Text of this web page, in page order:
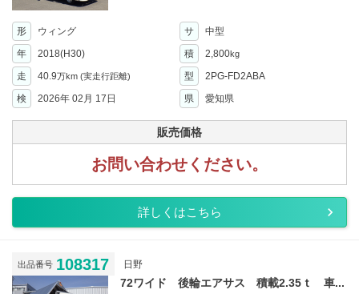
形 ウィング サ
中型
年
2018(H30) 積 2,800kg
走 40.9万km (実走行距離) 型
2PG-FD2ABA
検
2026年 02月 17日 県 愛知県
販売価格
お問い合わせください。
詳しくはこちら
出品番号 108317 日野
72ワイド 後輪エアサス 積載2.35ｔ 車...